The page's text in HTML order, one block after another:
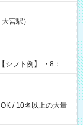
宮駅）
/ 10名以上の大量